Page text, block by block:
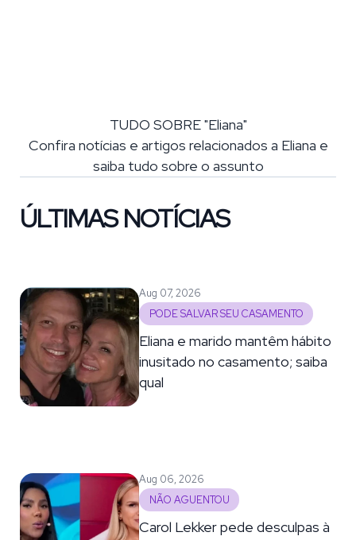
TUDO SOBRE "Eliana"
Confira notícias e artigos relacionados a Eliana e
saiba tudo sobre o assunto
ÚLTIMAS NOTÍCIAS
Aug 07, 2026
PODE SALVAR SEU CASAMENTO
Eliana e marido mantêm hábito
inusitado no casamento; saiba
qual
Aug 06, 2026
NÃO AGUENTOU
Carol Lekker pede desculpas à